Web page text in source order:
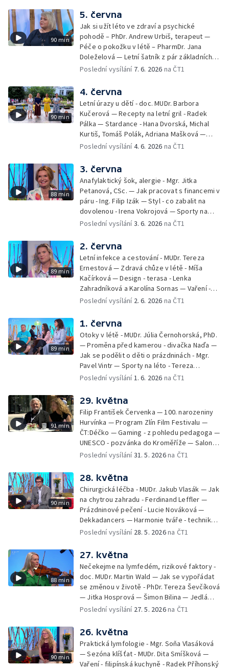
90 min
5. června
Jak si užít léto ve zdraví a psychické
pohodě – PhDr. Andrew Urbiš, terapeut —
Péče o pokožku v létě – PharmDr. Jana
Doleželová — Letní šatník z pár základních
kousků – Luděk Šmehlík, stylista —
slavnosti – Jiří Krhut, hudebník — Vaření:
letní párty s přáteli – Pavla Pavelková —
Festival v ulicích – Petra Hradilová — Muzejní
noc
Poslední vysílání 7. 6. 2026 na ČT1
90 min
4. června
Letní úrazy u dětí - doc. MUDr. Barbora
Kučerová — Recepty na letní gril - Radek
Pálka — Stardance - Hana Dvorská, Michal
Kurtiš, Tomáš Polák, Adriana Mašková —
Debbie — Dětský čin roku — Zooterapie -
Jírová — Patrik Eliáš — Sladké recepty na
léto - Míša Sedláčková
Poslední vysílání4. 6. 2026 na ČT1
88 min
3. června
Anafylaktický šok, alergie - Mgr. Jitka
Petanová, CSc. — Jak pracovat s financemi v
páru - Ing. Filip Izák — Styl - co zabalit na
dovolenou - Irena Vokrojová — Sporty na
léto - paddleboard — Alžběta Jungrová —
Heřmánková, Zdeněk Žák, Josef Vrána
Poslední vysílání3. 6. 2026 na ČT1
89 min
2. června
Letní infekce a cestování - MUDr. Tereza
Ernestová — Zdravá chůze v létě - Míša
Kačírková — Design - terasa - Lenka
Zahradníková a Karolína Sornas — Vaření -
jahody - Simona Machurová — Letní sporty -
— Batohy do školy i na prázdniny - Mirka
Belhová — Pramen - Ivan Ostrochovský
Poslední vysílání 2. 6. 2026 na ČT1
89 min
1. června
Otoky v létě - MUDr. Júlia Černohorská, PhD.
— Proměna před kamerou - divačka Naďa —
Jak se podělit o děti o prázdninách - Mgr.
Pavel Vintr — Sporty na léto - Tereza
Michalová — Černé ovce — Změny v
v Českém ráji - Tomáš Jeřábek, Magdalena
Borová, Eva Váchová
Poslední vysílání1. 6. 2026 na ČT1
91 min
29. května
Filip František Červenka — 100. narozeniny
Hurvínka — Program Zlín Film Festivalu —
ČT:Déčko — Gaming - z pohledu pedagoga —
UNESCO - pozvánka do Kroměříže — Salon
filmových klapek
Poslední vysílání31. 5. 2026na ČT1
90 min
28. května
Chirurgická léčba - MUDr. Jakub Vlasák — Jak
na chytrou zahradu - Ferdinand Leffler —
Prázdninové pečení - Lucie Nováková —
Dekkadancers — Harmonie tváře - techniky
přírodního omlazení - Martina Kavecká —
Petr Bednařík — Počasí s Michalem Žákem
Poslední vysílání 28. 5. 2026na ČT1
88 min
27. května
Nečekejme na lymfedém, rizikové faktory -
doc. MUDr. Martin Wald — Jak se vypořádat
se změnou v životě - PhDr. Tereza Ševčíková
— Jitka Hosprová — Šimon Bilina — Jedlá
zahrada - Petra Matějková — Kulturní tipy
Poslední vysílání 27. 5. 2026na ČT1
90 min
26. května
Praktická lymfologie - Mgr. Soňa Vlasáková
— Sezóna klíšťat - MUDr. Dita Smíšková —
Vaření - filipínská kuchyně - Radek Příhonský